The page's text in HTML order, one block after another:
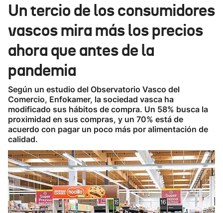
Ikusmiran
Eguraldia
Un tercio de los consumidores
vascos mira más los precios
ahora que antes de la
pandemia
Según un estudio del Observatorio Vasco del
Comercio, Enfokamer, la sociedad vasca ha
modificado sus hábitos de compra. Un 58% busca la
proximidad en sus compras, y un 70% está de
acuerdo con pagar un poco más por alimentación de
calidad.